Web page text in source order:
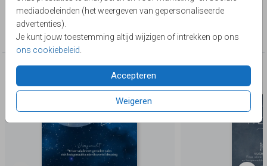
mediadoeleinden (het weergeven van gepersonaliseerde
advertenties).
Je kunt jouw toestemming altijd wijzigen of intrekken op ons
ons cookiebeleid
Accepteren
Weigeren
Lievez
Collectie
Menukaart
Deze producten zijn wellicht ook iets voor je